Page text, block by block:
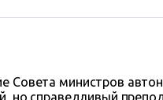
Совета министров